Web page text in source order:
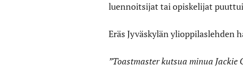
luennoitsijat tai opiskelijat
Eräs Jyväskylän ylioppilaslehden
”Toastmaster kutsua minua Jackie